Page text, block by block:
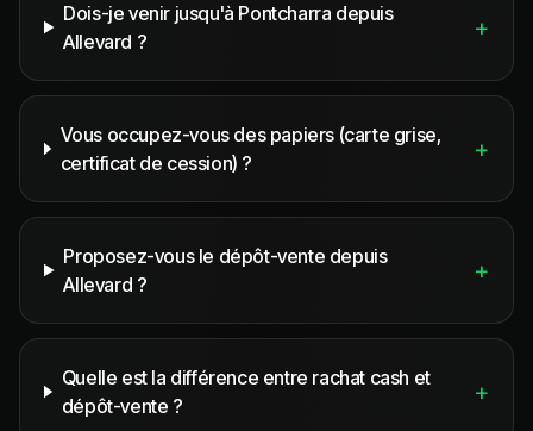
Dois-je venir jusqu'à Pontcharra depuis
Allevard ?
+
Vous occupez-vous des papiers (carte grise,
certificat de cession) ?
+
Proposez-vous le dépôt-vente depuis
Allevard ?
+
Quelle est la différence entre rachat cash et
dépôt-vente ?
+